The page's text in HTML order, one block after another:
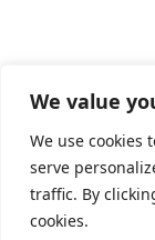
We value
We use cookies
serve
traffic. By
cookies.